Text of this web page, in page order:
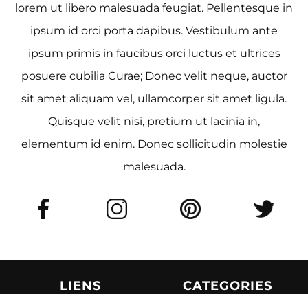
lorem ut libero malesuada feugiat. Pellentesque in
ipsum id orci porta dapibus. Vestibulum ante
ipsum primis in faucibus orci luctus et ultrices
posuere cubilia Curae; Donec velit neque, auctor
sit amet aliquam vel, ullamcorper sit amet ligula.
Quisque velit nisi, pretium ut lacinia in,
elementum id enim. Donec sollicitudin molestie
malesuada.
LIENS CATEGORIES